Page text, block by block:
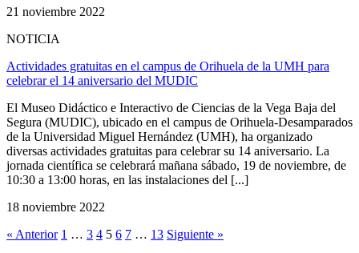
21 noviembre 2022
NOTICIA
Actividades gratuitas en el campus de Orihuela de la UMH para
celebrar el 14 aniversario del MUDIC
El Museo Didáctico e Interactivo de Ciencias de la Vega Baja del
Segura (MUDIC), ubicado en el campus de Orihuela-Desamparados
de la Universidad Miguel Hernández (UMH), ha organizado
diversas actividades gratuitas para celebrar su 14 aniversario. La
jornada científica se celebrará mañana sábado, 19 de noviembre, de
10:30 a 13:00 horas, en las instalaciones del [...]
18 noviembre 2022
« Anterior 1 … 3 4 5 6 7 … 13 Siguiente »